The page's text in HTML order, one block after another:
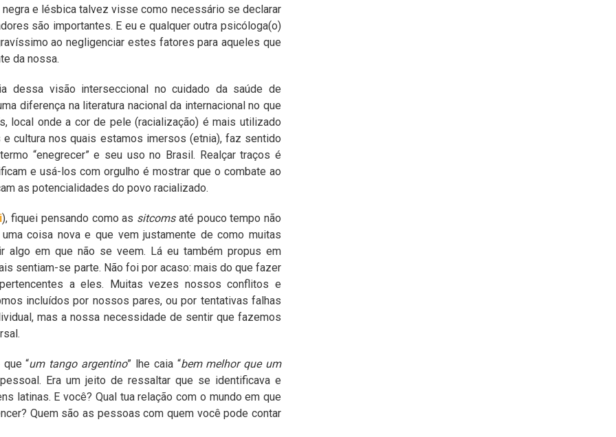
e lésbica talvez visse como necessário se declarar
são importantes. E eu e qualquer outra psicóloga(o)
ao negligenciar estes fatores para aqueles que
da nossa.
dessa visão interseccional no cuidado da saúde de
diferença na literatura nacional da internacional no que
local onde a cor de pele (racialização) é mais utilizado
cultura nos quais estamos imersos (etnia), faz sentido
“enegrecer” e seu uso no Brasil. Realçar traços é
e usá-los com orgulho é mostrar que o combate ao
as potencialidades do povo racializado.
), fiquei pensando como as sitcoms até pouco tempo não
coisa nova e que vem justamente de como muitas
algo em que não se veem. Lá eu também propus em
sentiam-se parte. Não foi por acaso: mais do que fazer
a eles. Muitas vezes nossos conflitos e
incluídos por nossos pares, ou por tentativas falhas
mas a nossa necessidade de sentir que fazemos
“um tango argentino” lhe caia “bem melhor que um
Era um jeito de ressaltar que se identificava e
latinas. E você? Qual tua relação com o mundo em que
Quem são as pessoas com quem você pode contar